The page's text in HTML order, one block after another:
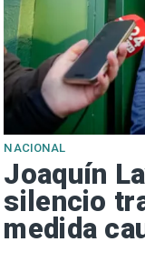
NACIONAL
Joaquín
silencio
medida